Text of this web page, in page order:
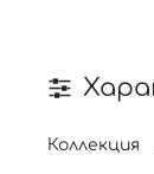
Коллекция